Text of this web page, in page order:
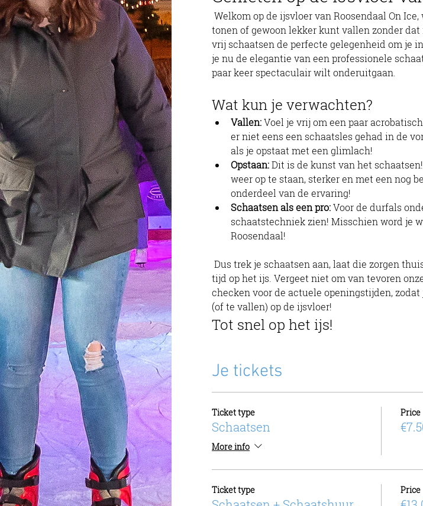
tonen of gewoon lekker kunt vallen zonder
vrij schaatsen de perfecte gelegenheid om je
je nu de elegantie van een professionele
paar keer spectaculair wilt onderuitgaan.
Wat kun je verwachten?
Vallen: Voel je vrij om een paar
er niet eens een schaatsles gehad in de
als je opstaat met een glimlach!
Opstaan: Dit is de kunst van het
weer op te staan, sterker en met een nog
onderdeel van de ervaring!
Schaatsen als een pro: Voor de durfals
schaatstechniek zien! Misschien word je
Roosendaal!
tijd op het ijs. Vergeet niet om van tevoren
checken voor de actuele openingstijden,
(of te vallen) op de ijsvloer!
Tot snel op het ijs!
Je tickets
Ticket type
Schaatsen
More info
Price
Ticket type Price